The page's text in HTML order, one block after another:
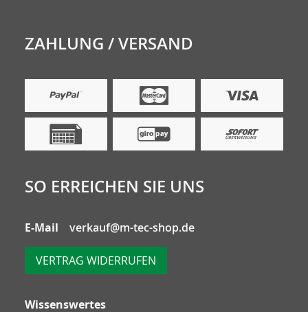
ZAHLUNG / VERSAND
SO ERREICHEN SIE UNS
E-Mail verkauf@m-tec-shop.de
VERTRAG WIDERRUFEN
Wissenswertes